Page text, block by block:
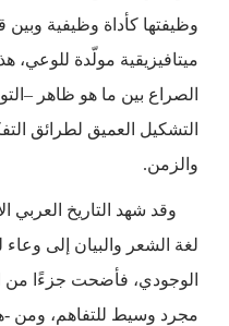
وظيفتها كأداة وظيفية
ميتافيزيقية مولّدة للوعي،
الصراع بين ما هو ظاهر
التشكيل العميق لطرائق
والزمن.
وقد شهد التاريخ العربي
لغة الشعر والبيان إلى وعاء
الوجودي، فأضحت جزءًا من
مجرد وسيط للتفاهم، ومن -